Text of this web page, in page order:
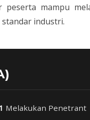
peserta mampu
standar industri.
Melakukan Penetrant